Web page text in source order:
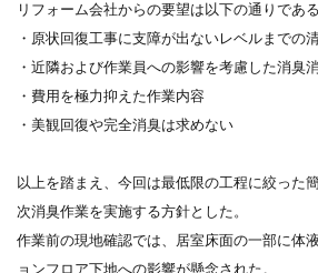
リフォーム会社からの要望は以下の通りである
・原状回復工事に支障が出ないレベルまでの
・近隣および作業員への影響を考慮した消臭
・費用を極力抑えた作業内容
・美観回復や完全消臭は求めない
以上を踏まえ、今回は最低限の工程に絞った
次消臭作業を実施する方針とした。
作業前の現地確認では、居室床面の一部に体
ョンフロア下地への影響が懸念された。